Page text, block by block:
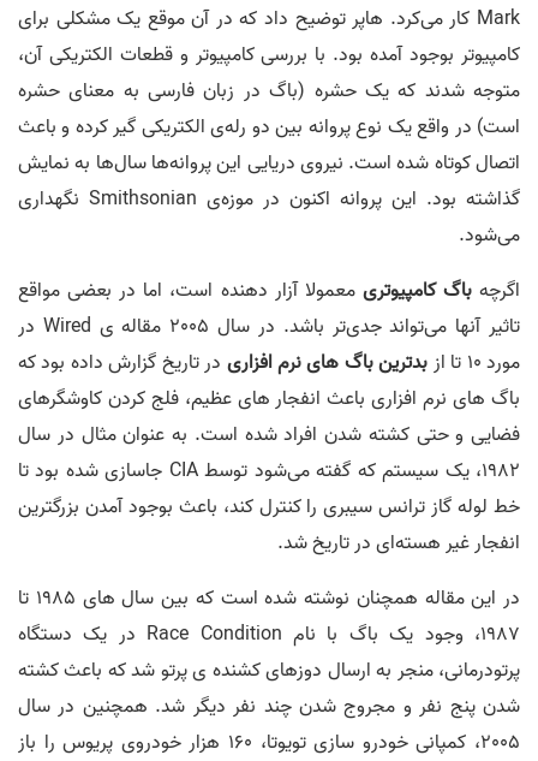
Mark کار می‌کرد. هاپر توضیح داد که در آن موقع یک مشکلی برای
کامپیوتر بوجود آمده بود. با بررسی کامپیوتر و قطعات الکتریکی آن،
متوجه شدند که یک حشره (باگ در زبان فارسی به معنای حشره
است) در واقع یک نوع پروانه بین دو رله‌ی الکتریکی گیر کرده و باعث
اتصال کوتاه شده است. نیروی دریایی این پروانه‌ها سال‌ها به نمایش
گذاشته بود. این پروانه اکنون در موزه‌ی Smithsonian نگهداری
می‌شود.
اگرچهباگ کامپیوتری معمولا آزار دهنده است، اما در بعضی مواقع
تاثیر آنها می‌تواند جدی‌تر باشد. در سال 2005 مقاله ی Wired در
مورد 10 تا از
بدترین باگ های نرم افزاری در تاریخ گزارش داده بود که
باگ های نرم افزاری باعث انفجار های عظیم، فلج کردن کاوشگرهای
فضایی و حتی کشته شدن افراد شده است. به عنوان مثال در سال
1982، یک سیستم که گفته می‌شود توسط CIA جاسازی شده بود تا
خط لوله گاز ترانس سیبری را کنترل کند، باعث بوجود آمدن بزرگترین
انفجار غیر هسته‌ای در تاریخ شد.
در این مقاله همچنان نوشته شده است که بین سال های 1985 تا
1987، وجود یک باگ با نام Race Condition در یک دستگاه
پرتودرمانی، منجر به ارسال دوزهای کشنده ی پرتو شد که باعث کشته
شدن پنج نفر و مجروج شدن چند نفر دیگر شد. همچنین در سال
2005، کمپانی خودرو سازی تویوتا، 160 هزار خودروی پریوس را باز